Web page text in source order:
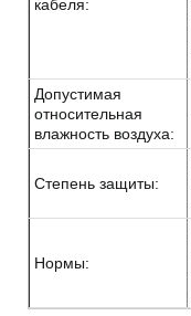
кабеля:
Допустимая
относительная
влажность воздуха:
Степень защиты:
Нормы: